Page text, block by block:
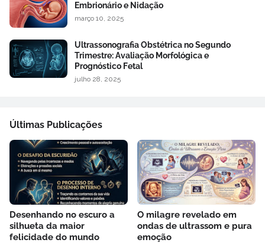
Embrionário e Nidação
março 10, 2025
Ultrassonografia Obstétrica no Segundo
Trimestre: Avaliação Morfológica e
Prognóstico Fetal
julho 28, 2025
Últimas Publicações
Desenhando no escuro a
silhueta da maior
felicidade do mundo
O milagre revelado em
ondas de ultrassom e pura
emoção